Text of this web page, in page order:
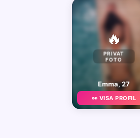
🔥
PRIVAT
FOTO
Emma, 27
👀 VISA PROFIL